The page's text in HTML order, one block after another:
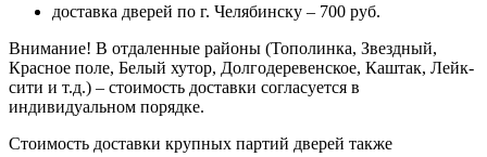
доставка дверей по г. Челябинску – 700 руб.
Внимание! В отдаленные районы (Тополинка, Звездный,
Красное поле, Белый хутор, Долгодеревенское, Каштак, Лейк-
сити и т.д.) – стоимость доставки согласуется в
индивидуальном порядке.
Стоимость доставки крупных партий дверей также